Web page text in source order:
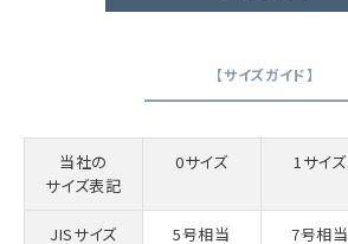
【サイズガイド】
当社の
サイズ表記
0サイズ 1サイズ
JISサイズ
5号相当 7号相当